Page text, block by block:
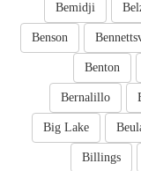
Bemidji
Benson
Benton
Bernalillo
Big Lake
Billings